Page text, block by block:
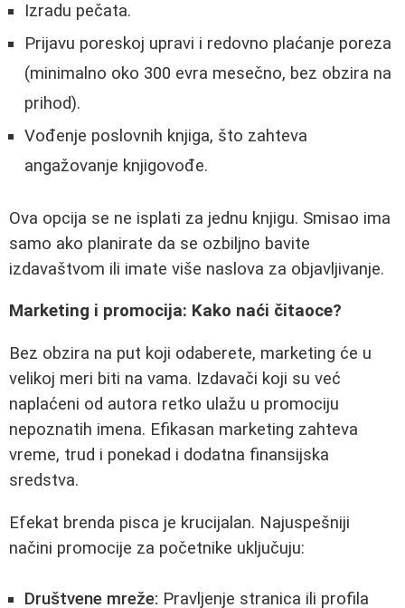
Izradu pečata.
Prijavu poreskoj upravi i redovno plaćanje poreza
(minimalno oko 300 evra mesečno, bez obzira na
prihod).
Vođenje poslovnih knjiga, što zahteva
angažovanje knjigovođe.
Ova opcija se ne isplati za jednu knjigu. Smisao ima
samo ako planirate da se ozbiljno bavite
izdavaštvom ili imate više naslova za objavljivanje.
Marketing i promocija: Kako naći čitaoce?
Bez obzira na put koji odaberete, marketing će u
velikoj meri biti na vama. Izdavači koji su već
naplaćeni od autora retko ulažu u promociju
nepoznatih imena. Efikasan marketing zahteva
vreme, trud i ponekad i dodatna finansijska
sredstva.
Efekat brenda pisca je krucijalan. Najuspešniji
načini promocije za početnike uključuju:
Društvene mreže: Pravljenje stranica ili profila